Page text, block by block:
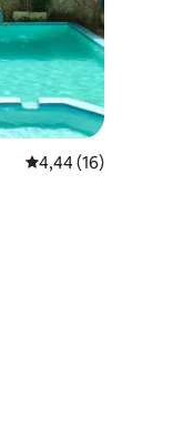
Évaluation moyenne
4,44 (16)